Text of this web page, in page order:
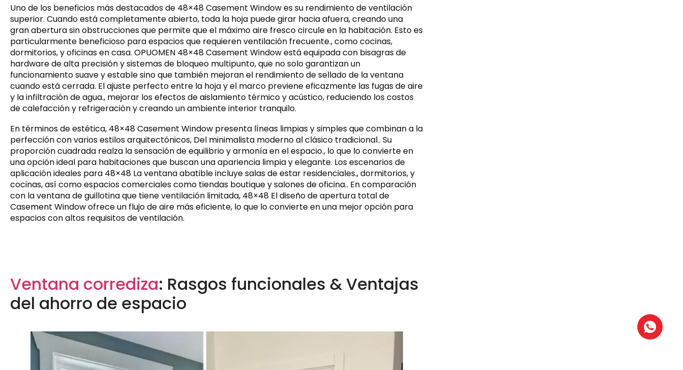
Uno de los beneficios más destacados de 48×48 Casement Window es su rendimiento de ventilación
superior. Cuando está completamente abierto, toda la hoja puede girar hacia afuera, creando una
gran abertura sin obstrucciones que permite que el máximo aire fresco circule en la habitación. Esto es
particularmente beneficioso para espacios que requieren ventilación frecuente., como cocinas,
dormitorios, y oficinas en casa. OPUOMEN 48×48 Casement Window está equipada con bisagras de
hardware de alta precisión y sistemas de bloqueo multipunto, que no solo garantizan un
funcionamiento suave y estable sino que también mejoran el rendimiento de sellado de la ventana
cuando está cerrada. El ajuste perfecto entre la hoja y el marco previene eficazmente las fugas de aire
y la infiltración de agua., mejorar los efectos de aislamiento térmico y acústico, reduciendo los costos
de calefacción y refrigeración y creando un ambiente interior tranquilo.
En términos de estética, 48×48 Casement Window presenta líneas limpias y simples que combinan a la
perfección con varios estilos arquitectónicos, Del minimalista moderno al clásico tradicional.. Su
proporción cuadrada realza la sensación de equilibrio y armonía en el espacio., lo que lo convierte en
una opción ideal para habitaciones que buscan una apariencia limpia y elegante. Los escenarios de
aplicación ideales para 48×48 La ventana abatible incluye salas de estar residenciales., dormitorios, y
cocinas, así como espacios comerciales como tiendas boutique y salones de oficina.. En comparación
con la ventana de guillotina que tiene ventilación limitada, 48×48 El diseño de apertura total de
Casement Window ofrece un flujo de aire más eficiente, lo que lo convierte en una mejor opción para
espacios con altos requisitos de ventilación.
Ventana corrediza: Rasgos funcionales & Ventajas
del ahorro de espacio